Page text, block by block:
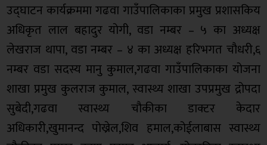
उद्घाटन कार्यक्रममा गढवा गाउँपालिकाका प्रमुख प्रशासकिय
अधिकृत लाल बहादुर योगी, वडा नम्बर – ५ का अध्यक्ष
लेखराज थापा, वडा नम्बर – ४ का अध्यक्ष हरिभगत चौधरी,६
नम्बर वडा सदस्य मानु कुमाल,गढवा गाउँपालिकाका योजना
शाखा प्रमुख कुलराज कुमाल, स्वास्थ्य शाखा उपप्रमुख द्रोपदा
सुबेदी,गढवा स्वास्थ्य चौकीका डाक्टर केदार
अधिकारी,खुमानन्द पोख्रेल,शिव हमाल,कोईलाबास स्वास्थ्य